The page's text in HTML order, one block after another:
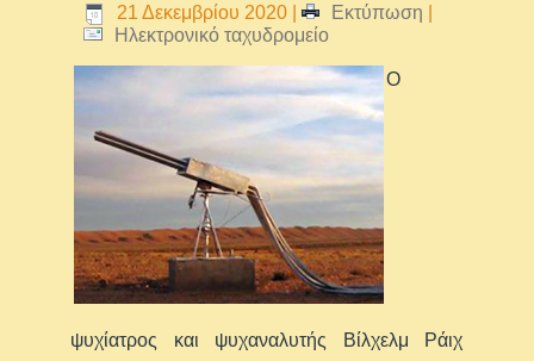
21 Δεκεμβρίου 2020 | Εκτύπωση
Ηλεκτρονικό ταχυδρομείο
Ο
ψυχίατρος και ψυχαναλυτής Βίλχελμ Ράιχ